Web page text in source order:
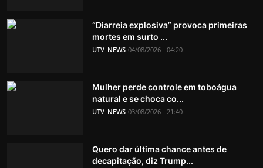
“Diarreia explosiva” provoca primeiras
mortes em surto ...
UTV_NEWS 04/08/2026 - 04:20
Mulher perde controle em toboágua
natural e se choca co...
UTV_NEWS 03/08/2026 - 21:40
Quero dar última chance antes de
decapitação, diz Trump...